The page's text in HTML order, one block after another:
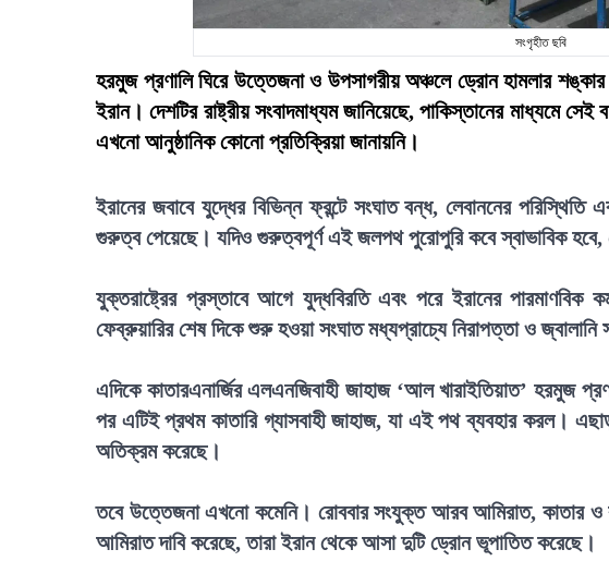
সংগৃহীত ছবি
হরমুজ প্রণালি ঘিরে উত্তেজনা ও উপসাগরীয় অঞ্চলে ড্রোন হামলার শঙ্কার
ইরান। দেশটির রাষ্ট্রীয় সংবাদমাধ্যম জানিয়েছে, পাকিস্তানের মাধ্যমে
এখনো আনুষ্ঠানিক কোনো প্রতিক্রিয়া জানায়নি।
ইরানের জবাবে যুদ্ধের বিভিন্ন ফ্রন্টে সংঘাত বন্ধ, লেবাননের পরিস্থিতি
গুরুত্ব পেয়েছে। যদিও গুরুত্বপূর্ণ এই জলপথ পুরোপুরি কবে স্বাভাবিক হবে,
যুক্তরাষ্ট্রের প্রস্তাবে আগে যুদ্ধবিরতি এবং পরে ইরানের
ফেব্রুয়ারির শেষ দিকে শুরু হওয়া সংঘাত মধ্যপ্রাচ্যে নিরাপত্তা ও
এদিকে কাতারএনার্জির এলএনজিবাহী জাহাজ ‘আল খারাইতিয়াত’ হরমুজ
পর এটিই প্রথম কাতারি গ্যাসবাহী জাহাজ, যা এই পথ ব্যবহার করল।
অতিক্রম করেছে।
তবে উত্তেজনা এখনো কমেনি। রোববার সংযুক্ত আরব আমিরাত, কাতার ও
আমিরাত দাবি করেছে, তারা ইরান থেকে আসা দুটি ড্রোন ভূপাতিত করেছে।